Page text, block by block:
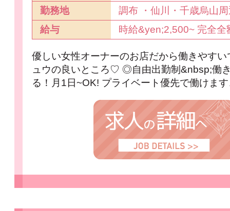
勤務地
調布 ・仙川・千歳烏山
給与
時給&yen;2,500~ 完全全
優しい女性オーナーのお店だから働きや
ュウの良いところ♡ ◎自由出勤制&nbsp;働
る！月1日~OK! プライベート優先で働けま